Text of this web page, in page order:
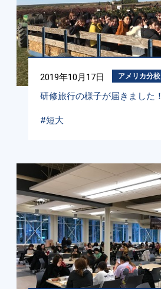
2019年10月17日 アメリカ分校
研修旅行の様子が届きました！
#短大